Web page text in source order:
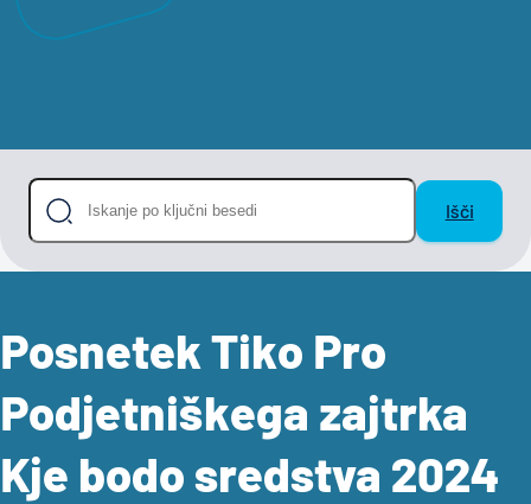
Išči
Posnetek Tiko Pro
Podjetniškega zajtrka
Kje bodo sredstva 2024